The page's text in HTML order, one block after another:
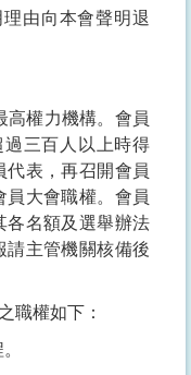
由向本會聲明退
高權力機構。會員
過三百人以上時得
代表，再召開會員
員大會職權。會員
各名額及選舉辦法
請主管機關核備後
職權如下：